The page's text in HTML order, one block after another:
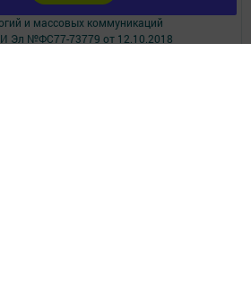
и массовых коммуникаций
Эл №ФС77-73779 от 12.10.2018